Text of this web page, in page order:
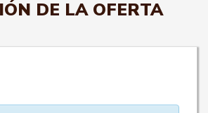
DE LA OFERTA